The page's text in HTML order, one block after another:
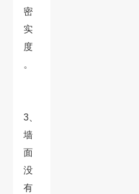
密
实
度
。
3、
墙
面
没
有